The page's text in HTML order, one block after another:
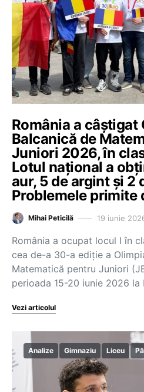
România a câștigat
Balcanică de
Juniori 2026, în
Lotul național a
aur, 5 de argint și 2
Problemele primite
Mihai Peticilă 19 iunie
România a ocupat locul I în
cea de-a 30-a ediție a
Matematică pentru Juniori
perioada 15-20 iunie 2026 la
Vezi articolul
Analize Gimnaziu Liceu